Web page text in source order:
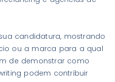
candidatura, mostrando
ou a marca para a qual
de demonstrar como
podem contribuir